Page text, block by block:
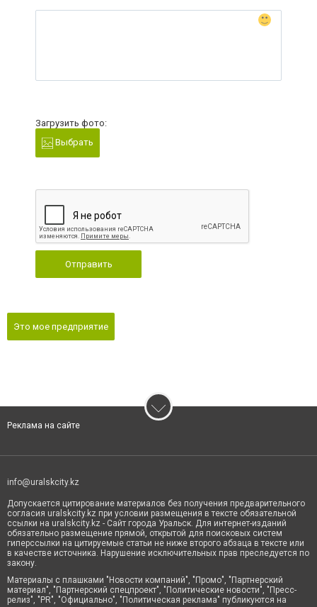
Загрузить фото:
Выбрать
Отправить
Это мое предприятие
Реклама на сайте
info@uralskcity.kz
Допускается цитирование материалов без получения предварительного
согласия uralskcity.kz при условии размещения в тексте обязательной
ссылки на uralskcity.kz - Сайт города Уральск. Для интернет-изданий
обязательно размещение прямой, открытой для поисковых систем
гиперссылки на цитируемые статьи не ниже второго абзаца в тексте или
в качестве источника. Нарушение исключительных прав преследуется по
закону.
Материалы с плашками "Новости компаний", "Промо", "Партнерский
материал", "Партнерский спецпроект", "Политические новости", "Пресс-
релиз", "PR", "Официально", "Политическая реклама" публикуются на